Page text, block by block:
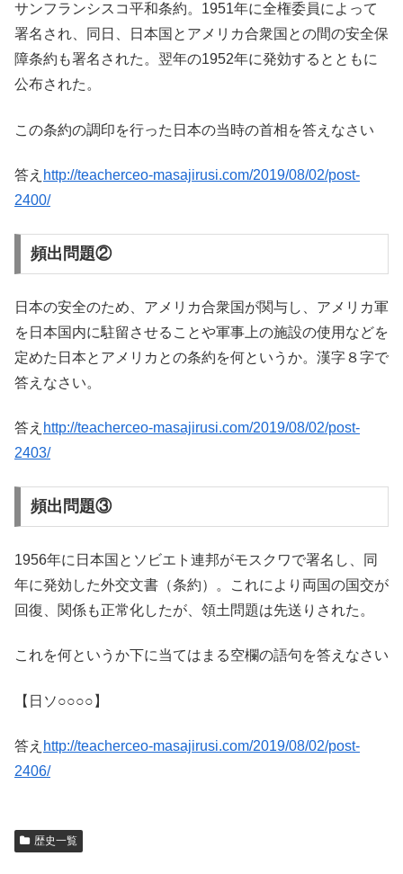
サンフランシスコ平和条約。1951年に全権委員によって
署名され、同日、日本国とアメリカ合衆国との間の安全保
障条約も署名された。翌年の1952年に発効するとともに
公布された。
この条約の調印を行った日本の当時の首相を答えなさい
答え http://teacherceo-masajirusi.com/2019/08/02/post-
2400/
頻出問題②
日本の安全のため、アメリカ合衆国が関与し、アメリカ軍
を日本国内に駐留させることや軍事上の施設の使用などを
定めた日本とアメリカとの条約を何というか。漢字８字で
答えなさい。
答え http://teacherceo-masajirusi.com/2019/08/02/post-
2403/
頻出問題③
1956年に日本国とソビエト連邦がモスクワで署名し、同
年に発効した外交文書（条約）。これにより両国の国交が
回復、関係も正常化したが、領土問題は先送りされた。
これを何というか下に当てはまる空欄の語句を答えなさい
【日ソ○○○○】
答え http://teacherceo-masajirusi.com/2019/08/02/post-
2406/
歴史一覧